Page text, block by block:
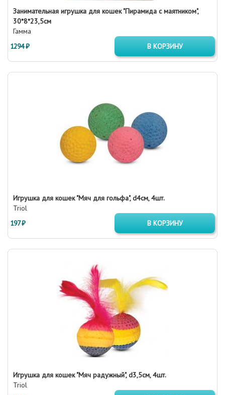
Занимательная игрушка для кошек "Пирамида с маятником",
30*8*23,5см
Гамма
1294 ₽
В КОРЗИНУ
Игрушка для кошек "Мяч для гольфа", d4см, 4шт.
Triol
197 ₽
В КОРЗИНУ
Игрушка для кошек "Мяч радужный", d3,5см, 4шт.
Triol